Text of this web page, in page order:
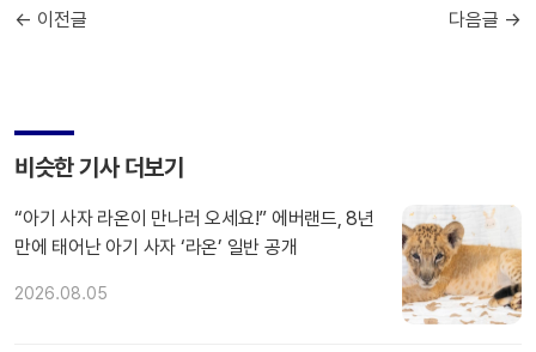
← 이전글 다음글 →
비슷한 기사 더보기
“아기 사자 라온이 만나러 오세요!” 에버랜드, 8년
만에 태어난 아기 사자 ‘라온’ 일반 공개
2026.08.05